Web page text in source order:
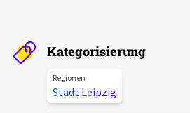
Aktuelles
Kategorisierung
Regionen
Stadt Leipzig